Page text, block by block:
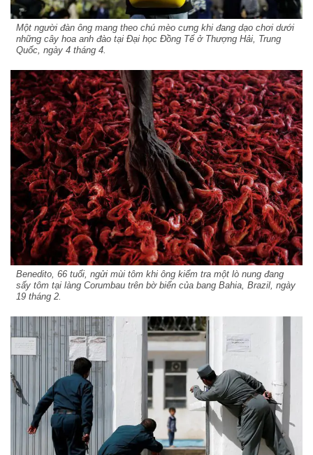
Một người đàn ông mang theo chú mèo cưng khi đang dạo chơi dưới
những cây hoa anh đào tại Đại học Đồng Tế ở Thượng Hải, Trung
Quốc, ngày 4 tháng 4.
Benedito, 66 tuổi, ngửi mùi tôm khi ông kiểm tra một lò nung đang
sấy tôm tại làng Corumbau trên bờ biển của bang Bahia, Brazil, ngày
19 tháng 2.